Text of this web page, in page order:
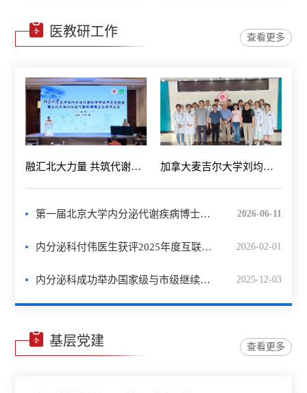
医教研工作 查看更多
融汇北大力量 共筑代谢新程 ——北京大学医学部内分泌代谢病学学系学术交流会暨北京大学内分泌代谢疾病博士生学术会议成功举办 加拿大麦吉尔大学刘均利教授到内分泌科交流访问
第一届北京大学内分泌代谢疾病博士生学术会议 征文通知 2026-06-11
内分泌科付伟医生获评2025年度互联网医院热门医生 2026-02-01
内分泌科成功举办国家级与市级继续教育学习班 2025-12-03
基层党建 查看更多